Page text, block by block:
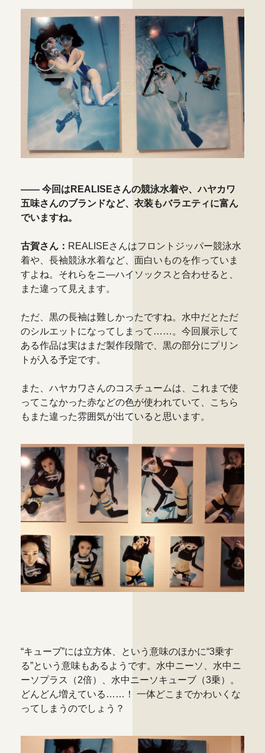
―― 今回はREALISEさんの競泳水着や、ハヤカワ
五味さんのブランドなど、衣装もバラエティに富ん
でいますね。
古賀さん： REALISEさんはフロントジッパー競泳水
着や、長袖競泳水着など、面白いものを作っていま
すよね。それらをニ―ハイソックスと合わせると、
また違って見えます。
ただ、黒の長袖は難しかったですね。水中だとただ
のシルエットになってしまって……。今回展示して
ある作品は実はまだ製作段階で、黒の部分にプリン
トが入る予定です。
また、ハヤカワさんのコスチュームは、これまで使
ってこなかった赤などの色が使われていて、こちら
もまた違った雰囲気が出ていると思います。
“キューブ”には立方体、という意味のほかに“3乗す
る”という意味もあるようです。水中ニーソ、水中ニ
ーソプラス（2倍）、水中ニーソキューブ（3乗）。
どんどん増えている……！ 一体どこまでかわいくな
ってしまうのでしょう？